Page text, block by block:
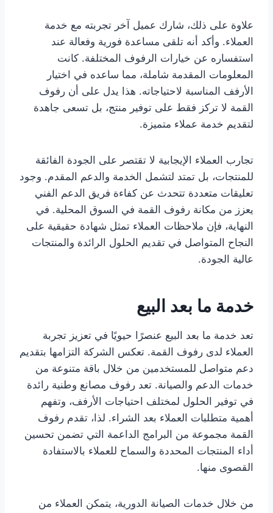
علاوة على ذلك، شارك عميل آخر تجربته مع خدمة
العملاء. وأكد أنه تلقى مساعدة فورية وفعالة عند
استفساره عن خيارات الرفوف المختلفة. كانت
المعلومات المقدمة شاملة، مما ساعده في اختيار
الأرفف المناسبة لاحتياجاته. هذا يدل على أن رفوف
القمة لا تركز فقط على توفير منتج، بل تسعى جاهدة
لتقديم خدمة عملاء متميزة.
تجارب العملاء الإيجابية لا تقتصر على الجودة الفائقة
للمنتجات، بل تمتد لتشمل الخدمة والدعم المقدم. وجود
تعليقات متعددة تتحدث عن كفاءة فريق الدعم الفني
يعزز من مكانة رفوف القمة في السوق المحلية. في
النهاية، فإن ملاحظات العملاء تمثل شهادة حقيقية على
النجاح المتواصل في تقديم الحلول الرائدة والمنتجات
عالية الجودة.
خدمة ما بعد البيع
تعد خدمة ما بعد البيع عنصرًا حيويًا في تعزيز تجربة
العملاء لدى رفوف القمة. تعكس الشركة التزامها بتقديم
دعم متواصل للمستخدمين من خلال باقة متنوعة من
خدمات الدعم والصيانة. تعد رفوف مصانع وطنية رائدة
في توفير الحلول لمختلف احتياجات الأرفف، وتفهم
أهمية متطلبات العملاء بعد الشراء. لذا، تقدم رفوف
القمة مجموعة من البرامج الداعمة التي تضمن تحسين
أداء المنتجات المحددة والسماح للعملاء بالاستفادة
القصوى منها.
من خلال خدمات الصيانة الدورية، يتمكن العملاء من